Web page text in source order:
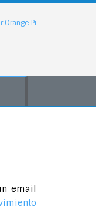
Orange Pi
email